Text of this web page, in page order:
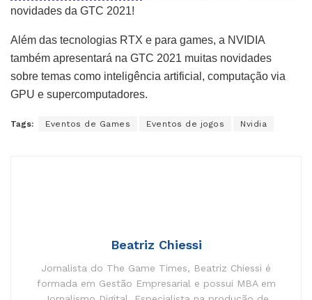
novidades da GTC 2021!
Além das tecnologias RTX e para games, a NVIDIA
também apresentará na GTC 2021 muitas novidades
sobre temas como inteligência artificial, computação via
GPU e supercomputadores.
Tags: Eventos de Games Eventos de jogos Nvidia
Beatriz Chiessi
Jornalista do The Game Times, Beatriz Chiessi é
formada em Gestão Empresarial e possui MBA em